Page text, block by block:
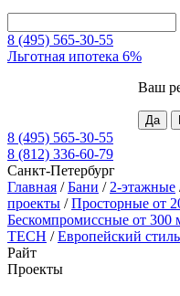
8 (495) 565-30-55
Льготная ипотека 6%
Ваш
8 (495) 565-30-55
8 (812) 336-60-79
Санкт-Петербург
Главная /Бани / 2-этажные
проекты /Просторные от
Бескомпромиссные от 300
TECH /Европейский стиль
Райт
Проекты